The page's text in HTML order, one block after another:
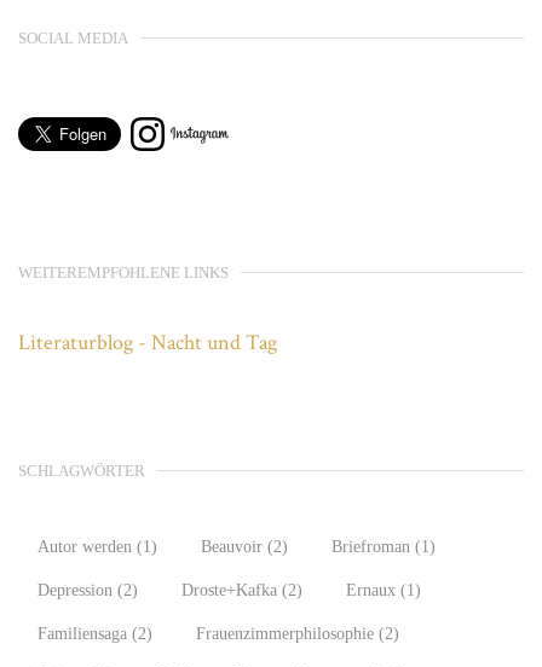
SOCIAL MEDIA
WEITEREMPFOHLENE LINKS
Literaturblog - Nacht und Tag
SCHLAGWÖRTER
Autor werden (1) Beauvoir (2) Briefroman (1)
Depression (2) Droste+Kafka (2) Ernaux (1)
Familiensaga (2) Frauenzimmerphilosophie (2)